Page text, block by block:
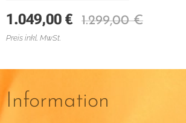
1.049,00 € 1.299,00€
Preis inkl. MwSt.
Information